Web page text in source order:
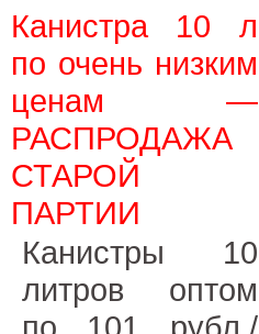
Канистра 10 л
по очень низким
ценам —
РАСПРОДАЖА
СТАРОЙ
ПАРТИИ
Канистры 10
литров оптом